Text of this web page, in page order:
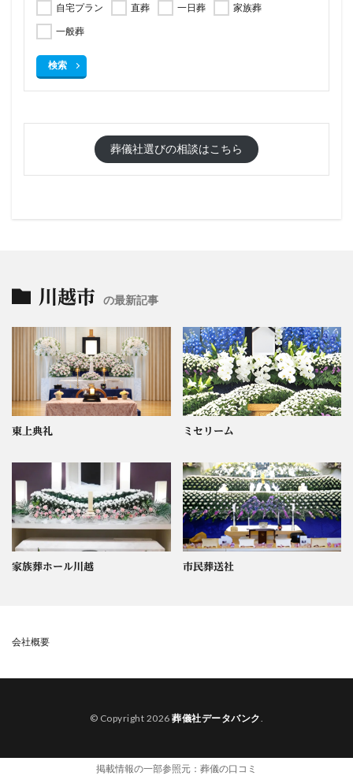
自宅プラン 直葬 一日葬
家族葬
一般葬
検索
葬儀社選びの相談はこちら
川越市 の最新記事
東上典礼 ミセリーム
家族葬ホール川越 市民葬送社
会社概要
© Copyright 2026葬儀社データバンク.
掲載情報の一部参照元： 葬儀の口コミ